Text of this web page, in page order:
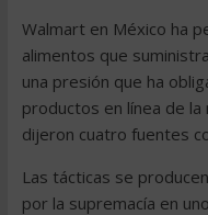
Walmart en México ha
alimentos que
una presión que ha
productos en línea de
dijeron cuatro fuentes
Las tácticas se
por la supremacía en